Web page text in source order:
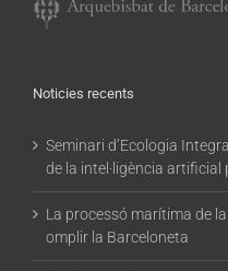
Noticies recents
Seminari d’Ecologia
de la intel·ligència artificial
La processó marítima de
omplir la Barceloneta